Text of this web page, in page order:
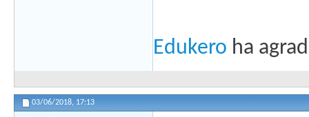
Edukero ha
03/06/2018, 17:13